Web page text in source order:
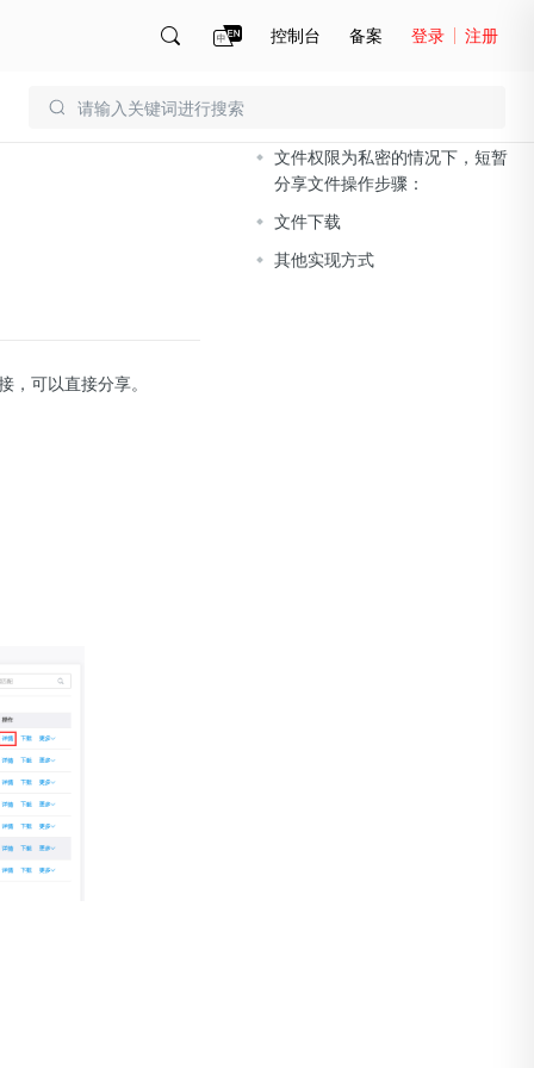
控制台 备案 登录 注册
可以直接分享。
文件权限为私密的情况下，短暂
分享文件操作步骤：
文件下载
其他实现方式